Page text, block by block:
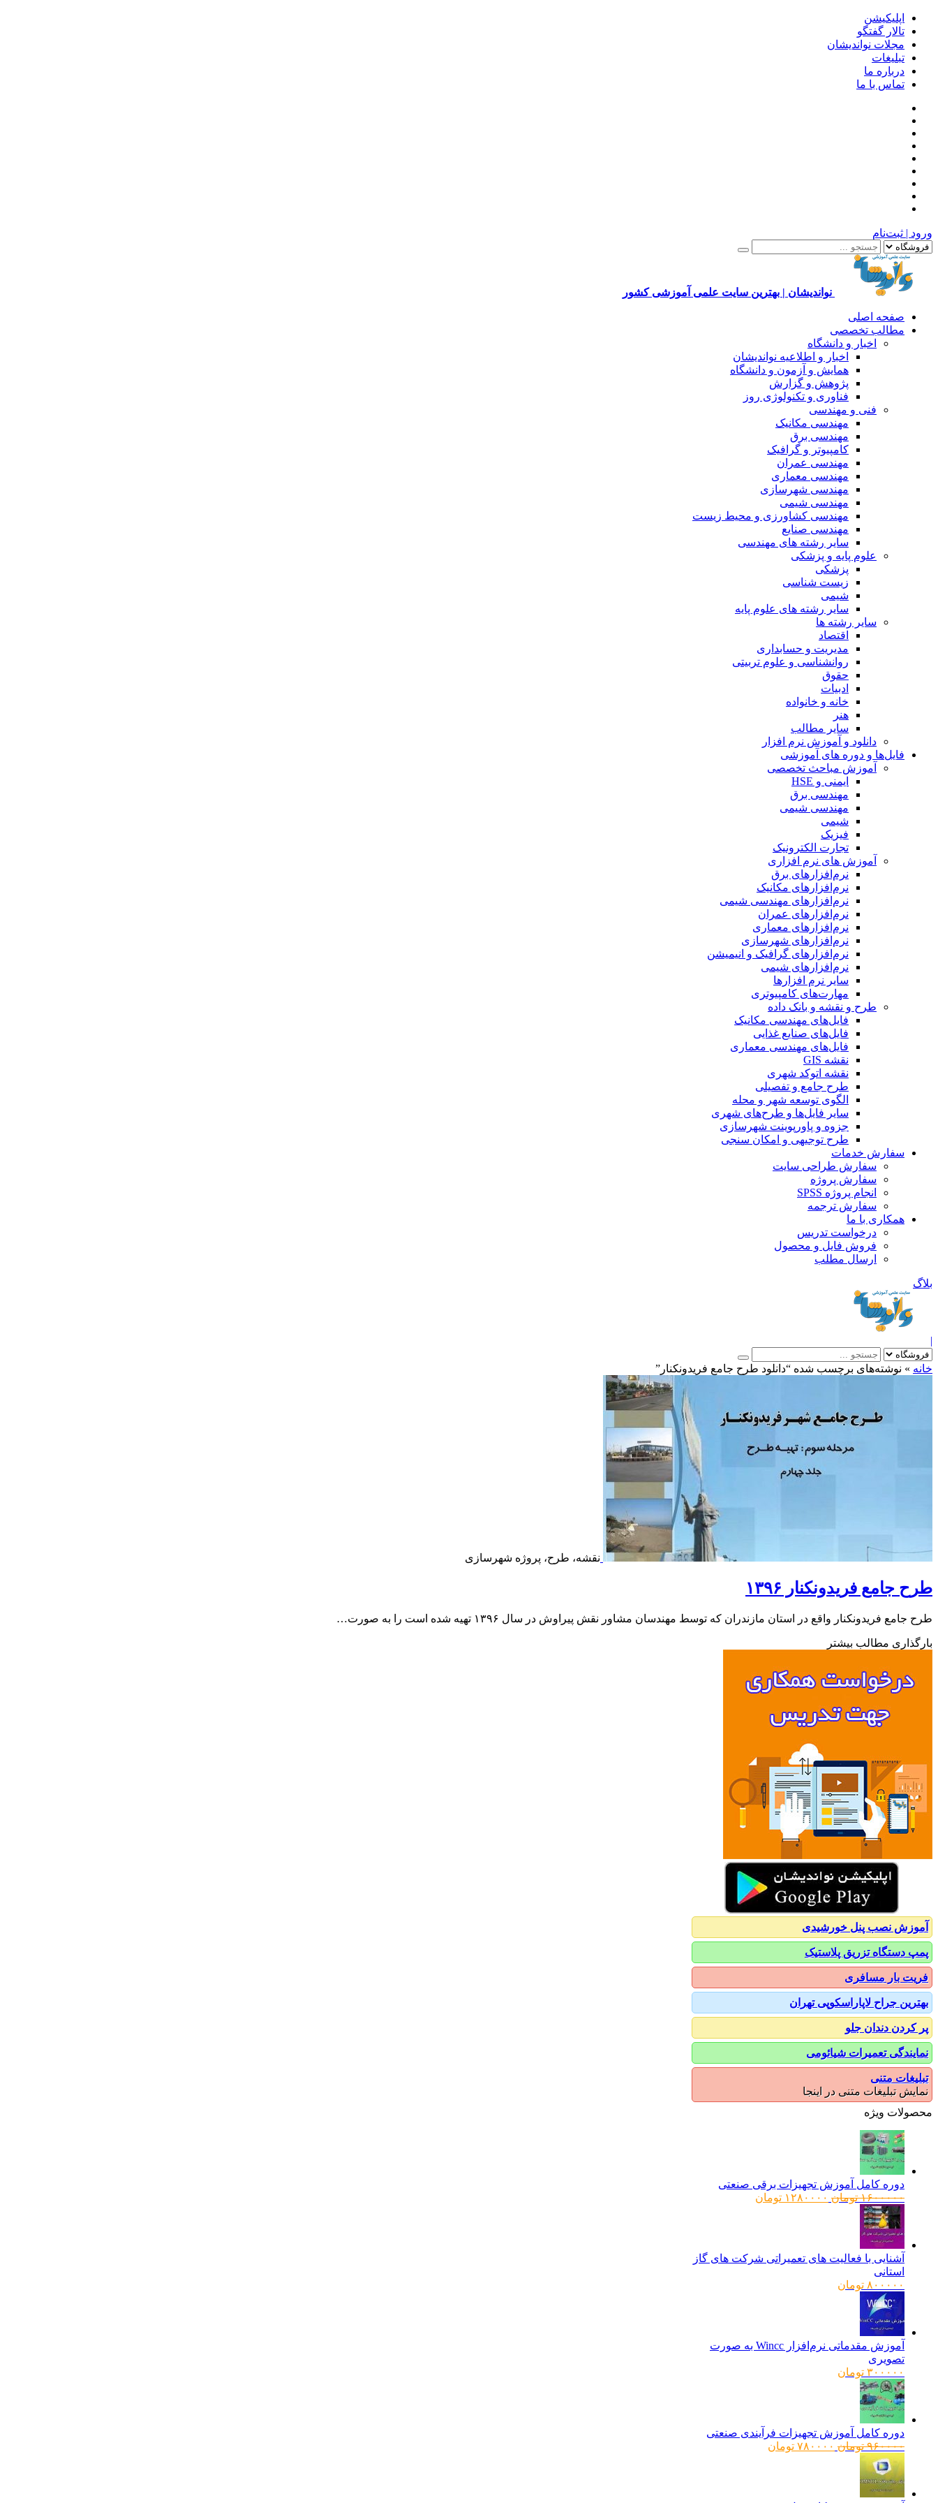
اپلیکیشن
تالار گفتگو
مجلات نواندیشان
تبلیغات
درباره ما
تماس با ما
ورود | ثبت‌نام
نواندیشان | بهترین سایت علمی آموزشی کشور
صفحه اصلی
مطالب تخصصی
اخبار و دانشگاه
اخبار و اطلاعیه نواندیشان
همایش و آزمون و دانشگاه
پژوهش و گزارش
فناوری و تکنولوژی روز
فنی و مهندسی
مهندسی مکانیک
مهندسی برق
کامپیوتر و گرافیک
مهندسی عمران
مهندسی معماری
مهندسی شهرسازی
مهندسی شیمی
مهندسی کشاورزی و محیط زیست
مهندسی صنایع
سایر رشته های مهندسی
علوم پایه و پزشکی
پزشکی
زیست شناسی
شیمی
سایر رشته های علوم پایه
سایر رشته ها
اقتصاد
مدیریت و حسابداری
روانشناسی و علوم تربیتی
حقوق
ادبیات
خانه و خانواده
هنر
سایر مطالب
دانلود و آموزش نرم افزار
فایل‌ها و دوره های آموزشی
آموزش مباحث تخصصی
ایمنی و HSE
مهندسی برق
مهندسی شیمی
شیمی
فیزیک
تجارت الکترونیک
آموزش های نرم افزاری
نرم‌افزارهای برق
نرم‌افزارهای مکانیک
نرم‌افزارهای مهندسی شیمی
نرم‌افزارهای عمران
نرم‌افزارهای معماری
نرم‌افزارهای شهرسازی
نرم‌افزارهای گرافیک و انیمیشن
نرم‌افزارهای شیمی
سایر نرم افزارها
مهارت‌های کامپیوتری
طرح و نقشه و بانک داده
فایل‌های مهندسی مکانیک
فایل‌های صنایع غذایی
فایل‌های مهندسی معماری
نقشه GIS
نقشه اتوکد شهری
طرح جامع و تفصیلی
الگوی توسعه شهر و محله
سایر فایل‌ها و طرح‌های شهری
جزوه و پاورپوینت شهرسازی
طرح توجیهی و امکان سنجی
سفارش خدمات
سفارش طراحی سایت
سفارش پروژه
انجام پروژه SPSS
سفارش ترجمه
همکاری با ما
درخواست تدریس
فروش فایل و محصول
ارسال مطلب
بلاگ
|
خانه » نوشته‌های برچسب شده “دانلود طرح جامع فریدونکنار”
نقشه، طرح، پروژه شهرسازی
طرح جامع فریدونکنار ۱۳۹۶
طرح جامع فریدونکنار واقع در استان مازندران که توسط مهندسان مشاور نقش پیراوش در سال ۱۳۹۶ تهیه شده است را به صورت…
بارگذاری مطالب بیشتر
آموزش نصب پنل خورشیدی
پمپ دستگاه تزریق پلاستیک
فریت بار مسافری
بهترین جراح لاپاراسکوپی تهران
پر کردن دندان جلو
نمایندگی تعمیرات شیائومی
تبلیغات متنی
نمایش تبلیغات متنی در اینجا
محصولات ویژه
دوره کامل آموزش تجهیزات برقی صنعتی
۱۶۰۰۰۰۰ تومان قیمت
۱۲۸۰۰۰۰ تومان
آشنایی با فعالیت های تعمیراتی شرکت های گاز
استانی
۸۰۰۰۰۰ تومان
آموزش مقدماتی نرم‌افزار Wincc به صورت
تصویری
۳۰۰۰۰۰ تومان
دوره کامل آموزش تجهیزات فرآیندی صنعتی
۹۶۰۰۰۰ تومان قیمت
۷۸۰۰۰۰ تومان